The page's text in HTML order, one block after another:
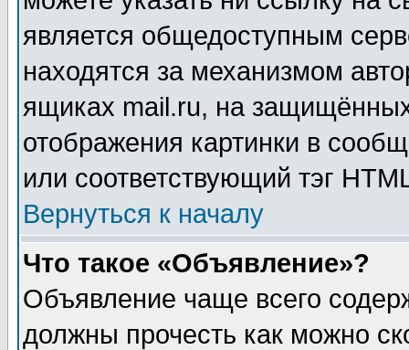
является общедоступным
находятся за механизмом
ящиках mail.ru, на
отображения картинки в
или соответствующий тэг
Вернуться к началу
Что такое «Объявление»?
Объявление чаще всего
должны прочесть как можно